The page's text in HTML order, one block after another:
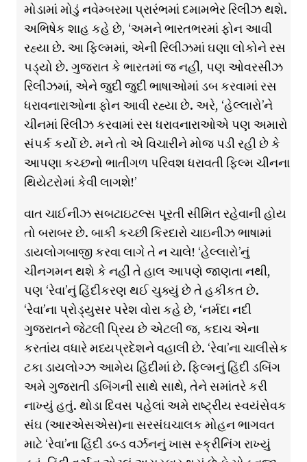
મોડામાં મોડું નવેમ્બરમા પ્રારંભમાં દમામભેર રિલીઝ થશે.
અભિષેક શાહ કહે છે, ‘અમને ભારતભરમાં ફોન આવી
રહ્યા છે. આ ફિલ્મમાં, એની રિલીઝમાં ઘણા લોકોને રસ
પડ્યો છે. ગુજરાત કે ભારતમાં જ નહીં, પણ ઓવરસીઝ
રિલીઝમાં, એને જુદી જુદી ભાષાઓમાં ડબ કરવામાં રસ
ધરાવનારાઓના ફોન આવી રહ્યા છે. અરે, ‘હેલ્લારો’ને
ચીનમાં રિલીઝ કરવામાં રસ ધરાવનારાઓએ પણ અમારો
સંપર્ક કર્યો છે. મને તો એ વિચારીને મોજ પડી રહી છે કે
આપણા કચ્છનો ભાતીગળ પરિવશ ધરાવતી ફિલ્મ ચીનના
થિયેટરોમાં કેવી લાગશે!’
વાત ચાઈનીઝ સબટાઇટલ્સ પૂરતી સીમિત રહેવાની હોય
તો બરાબર છે. બાકી કચ્છી કિરદારો ચાઇનીઝ ભાષામાં
ડાયલોગબાજી કરવા લાગે તે ન ચાલે! ‘હેલ્લારો’નું
ચીનગમન થશે કે નહીં તે હાલ આપણે જાણતા નથી,
પણ ‘રેવા’નું હિંદીકરણ થઈ ચુક્યું છે તે હકીકત છે.
‘રેવા’ના પ્રોડ્યુસર પરેશ વોરા કહે છે, ‘નર્મદા નદી
ગુજરાતને જેટલી પ્રિય છે એટલી જ, કદાચ એના
કરતાંય વધારે મધ્યપ્રદેશને વહાલી છે. ‘રેવા’ના ચાલીસેક
ટકા ડાયલોગ્ઝ આમેય હિંદીમાં છે. ફિલ્મનું હિંદી ડબિંગ
અમે ગુજરાતી ડબિંગની સાથે સાથે, તેને સમાંતરે કરી
નાખ્યું હતું. થોડા દિવસ પહેલાં અમે રાષ્ટ્રીય સ્વયંસેવક
સંઘ (આરએસએસ)ના સરસંઘચાલક મોહન ભાગવત
માટે ‘રેવા’ના હિંદી ડબ્ડ વર્ઝનનું ખાસ સ્ક્રીનિંગ રાખ્યું